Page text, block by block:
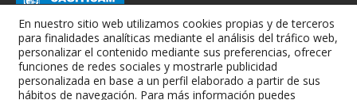
En nuestro sitio web utilizamos cookies propias y de terceros
para finalidades analíticas mediante el análisis del tráfico web,
personalizar el contenido mediante sus preferencias, ofrecer
funciones de redes sociales y mostrarle publicidad
personalizada en base a un perfil elaborado a partir de sus
hábitos de navegación. Para más información puedes